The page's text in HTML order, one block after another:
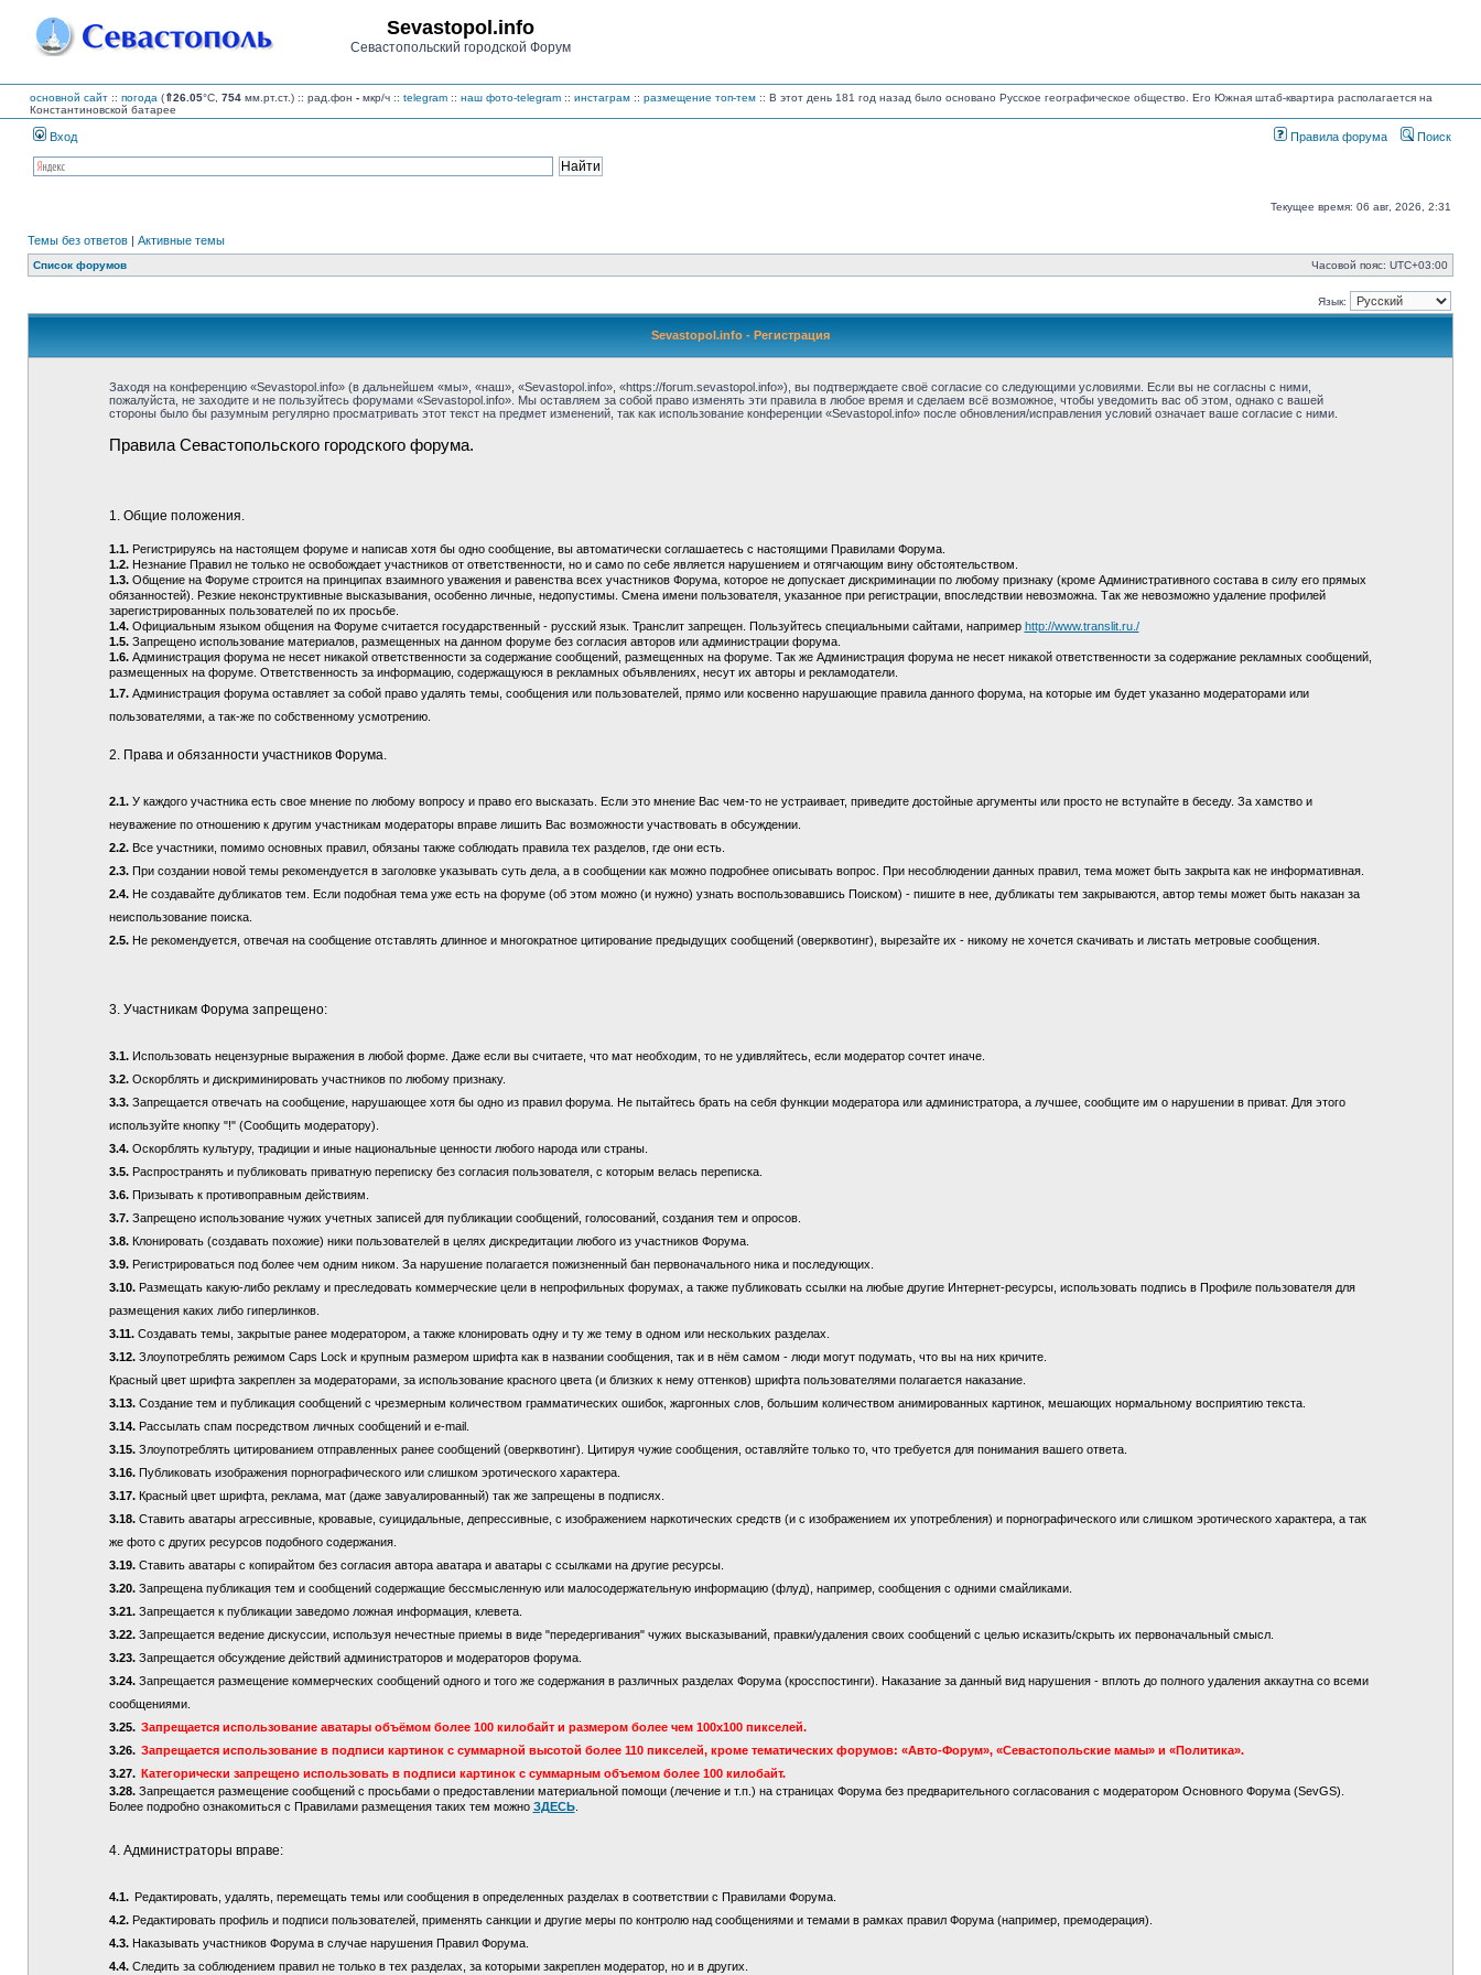
Sevastopol.info
Севастопольский городской Форум
основной сайт :: погода (⇑26.05°C, 754 мм.рт.ст.) :: рад.фон - мкр/ч :: telegram :: наш фото-telegram :: инстаграм :: размещение топ-тем :: В этот день 181 год назад было основано Русское географическое общество. Его Южная штаб-квартира располагается на
Константиновской батарее
Вход Правила форума Поиск
Текущее время: 06 авг, 2026, 2:31
Темы без ответов | Активные темы
Список форумов Часовой пояс: UTC+03:00
Язык:
Sevastopol.info - Регистрация
Заходя на конференцию «Sevastopol.info» (в дальнейшем «мы», «наш», «Sevastopol.info», «https://forum.sevastopol.info»), вы подтверждаете своё согласие со следующими условиями. Если вы не согласны с ними,
пожалуйста, не заходите и не пользуйтесь форумами «Sevastopol.info». Мы оставляем за собой право изменять эти правила в любое время и сделаем всё возможное, чтобы уведомить вас об этом, однако с вашей
стороны было бы разумным регулярно просматривать этот текст на предмет изменений, так как использование конференции «Sevastopol.info» после обновления/исправления условий означает ваше согласие с ними.
Правила Севастопольского городского форума.
1. Общие положения.
1.1.Регистрируясь на настоящем форуме и написав хотя бы одно сообщение, вы автоматически соглашаетесь с настоящими Правилами Форума.
1.2.Незнание Правил не только не освобождает участников от ответственности, но и само по себе является нарушением и отягчающим вину обстоятельством.
1.3.Общение на Форуме строится на принципах взаимного уважения и равенства всех участников Форума, которое не допускает дискриминации по любому признаку (кроме Административного состава в силу его прямых
обязанностей). Резкие неконструктивные высказывания, особенно личные, недопустимы. Смена имени пользователя, указанное при регистрации, впоследствии невозможна. Так же невозможно удаление профилей
зарегистрированных пользователей по их просьбе.
1.4.Официальным языком общения на Форуме считается государственный - русский язык. Транслит запрещен. Пользуйтесь специальными сайтами, например http://www.translit.ru./
1.5.Запрещено использование материалов, размещенных на данном форуме без согласия авторов или администрации форума.
1.6. Администрация форума не несет никакой ответственности за содержание сообщений, размещенных на форуме. Так же Администрация форума не несет никакой ответственности за содержание рекламных сообщений,
размещенных на форуме. Ответственность за информацию, содержащуюся в рекламных объявлениях, несут их авторы и рекламодатели.
1.7. Администрация форума оставляет за собой право удалять темы, сообщения или пользователей, прямо или косвенно нарушающие правила данного форума, на которые им будет указанно модераторами или
пользователями, а так-же по собственному усмотрению.
2. Права и обязанности участников Форума.
2.1.У каждого участника есть свое мнение по любому вопросу и право его высказать. Если это мнение Вас чем-то не устраивает, приведите достойные аргументы или просто не вступайте в беседу. За хамство и
неуважение по отношению к другим участникам модераторы вправе лишить Вас возможности участвовать в обсуждении.
2.2.Все участники, помимо основных правил, обязаны также соблюдать правила тех разделов, где они есть.
2.3.При создании новой темы рекомендуется в заголовке указывать суть дела, а в сообщении как можно подробнее описывать вопрос. При несоблюдении данных правил, тема может быть закрыта как не информативная.
2.4.Не создавайте дубликатов тем. Если подобная тема уже есть на форуме (об этом можно (и нужно) узнать воспользовавшись Поиском) - пишите в нее, дубликаты тем закрываются, автор темы может быть наказан за
неиспользование поиска.
2.5.Не рекомендуется, отвечая на сообщение отставлять длинное и многократное цитирование предыдущих сообщений (оверквотинг), вырезайте их - никому не хочется скачивать и листать метровые сообщения.
3. Участникам Форума запрещено:
3.1.Использовать нецензурные выражения в любой форме. Даже если вы считаете, что мат необходим, то не удивляйтесь, если модератор сочтет иначе.
3.2.Оскорблять и дискриминировать участников по любому признаку.
3.3.Запрещается отвечать на сообщение, нарушающее хотя бы одно из правил форума. Не пытайтесь брать на себя функции модератора или администратора, а лучшее, сообщите им о нарушении в приват. Для этого
используйте кнопку "!" (Сообщить модератору).
3.4.Оскорблять культуру, традиции и иные национальные ценности любого народа или страны.
3.5.Распространять и публиковать приватную переписку без согласия пользователя, с которым велась переписка.
3.6.Призывать к противоправным действиям.
3.7.Запрещено использование чужих учетных записей для публикации сообщений, голосований, создания тем и опросов.
3.8.Клонировать (создавать похожие) ники пользователей в целях дискредитации любого из участников Форума.
3.9.Регистрироваться под более чем одним ником. За нарушение полагается пожизненный бан первоначального ника и последующих.
3.10.Размещать какую-либо рекламу и преследовать коммерческие цели в непрофильных форумах, а также публиковать ссылки на любые другие Интернет-ресурсы, использовать подпись в Профиле пользователя для
размещения каких либо гиперлинков.
3.11.Создавать темы, закрытые ранее модератором, а также клонировать одну и ту же тему в одном или нескольких разделах.
3.12.Злоупотреблять режимом Caps Lock и крупным размером шрифта как в названии сообщения, так и в нём самом - люди могут подумать, что вы на них кричите.
Красный цвет шрифта закреплен за модераторами, за использование красного цвета (и близких к нему оттенков) шрифта пользователями полагается наказание.
3.13.Создание тем и публикация сообщений с чрезмерным количеством грамматических ошибок, жаргонных слов, большим количеством анимированных картинок, мешающих нормальному восприятию текста.
3.14.Рассылать спам посредством личных сообщений и e-mail.
3.15.Злоупотреблять цитированием отправленных ранее сообщений (оверквотинг). Цитируя чужие сообщения, оставляйте только то, что требуется для понимания вашего ответа.
3.16.Публиковать изображения порнографического или слишком эротического характера.
3.17.Красный цвет шрифта, реклама, мат (даже завуалированный) так же запрещены в подписях.
3.18.Ставить аватары агрессивные, кровавые, суицидальные, депрессивные, с изображением наркотических средств (и с изображением их употребления) и порнографического или слишком эротического характера, а так
же фото с других ресурсов подобного содержания.
3.19.Ставить аватары с копирайтом без согласия автора аватара и аватары с ссылками на другие ресурсы.
3.20.Запрещена публикация тем и сообщений содержащие бессмысленную или малосодержательную информацию (флуд), например, сообщения с одними смайликами.
3.21.Запрещается к публикации заведомо ложная информация, клевета.
3.22.Запрещается ведение дискуссии, используя нечестные приемы в виде "передергивания" чужих высказываний, правки/удаления своих сообщений с целью исказить/скрыть их первоначальный смысл.
3.23.Запрещается обсуждение действий администраторов и модераторов форума.
3.24.Запрещается размещение коммерческих сообщений одного и того же содержания в различных разделах Форума (кросспостинги). Наказание за данный вид нарушения - вплоть до полного удаления аккаутна со всеми
сообщениями.
3.25. Запрещается использование аватары объёмом более 100 килобайт и размером более чем 100х100 пикселей.
3.26. Запрещается использование в подписи картинок с суммарной высотой более 110 пикселей, кроме тематических форумов: «Авто-Форум», «Севастопольские мамы» и «Политика».
3.27. Категорически запрещено использовать в подписи картинок с суммарным объемом более 100 килобайт.
3.28. Запрещается размещение сообщений с просьбами о предоставлении материальной помощи (лечение и т.п.) на страницах Форума без предварительного согласования с модератором Основного Форума (SevGS).
Более подробно ознакомиться с Правилами размещения таких тем можно ЗДЕСЬ.
4. Администраторы вправе:
4.1. Редактировать, удалять, перемещать темы или сообщения в определенных разделах в соответствии с Правилами Форума.
4.2.Редактировать профиль и подписи пользователей, применять санкции и другие меры по контролю над сообщениями и темами в рамках правил Форума (например, премодерация).
4.3.Наказывать участников Форума в случае нарушения Правил Форума.
4.4.Следить за соблюдением правил не только в тех разделах, за которыми закреплен модератор, но и в других.